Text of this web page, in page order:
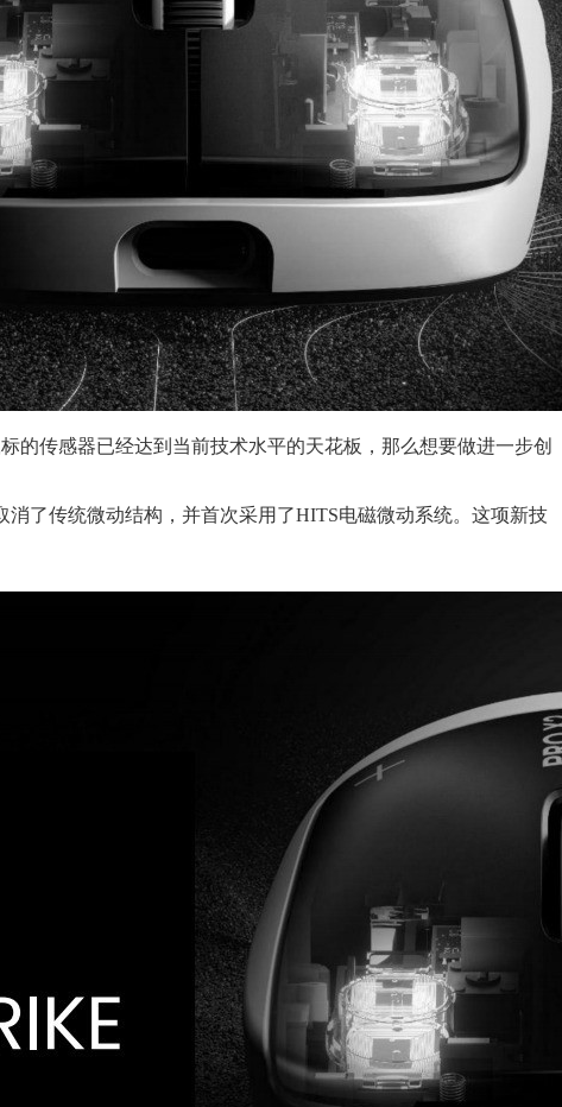
的传感器已经达到当前技术水平的天花板，那么想要做进一步创
了传统微动结构，并首次采用了HITS电磁微动系统。这项新技